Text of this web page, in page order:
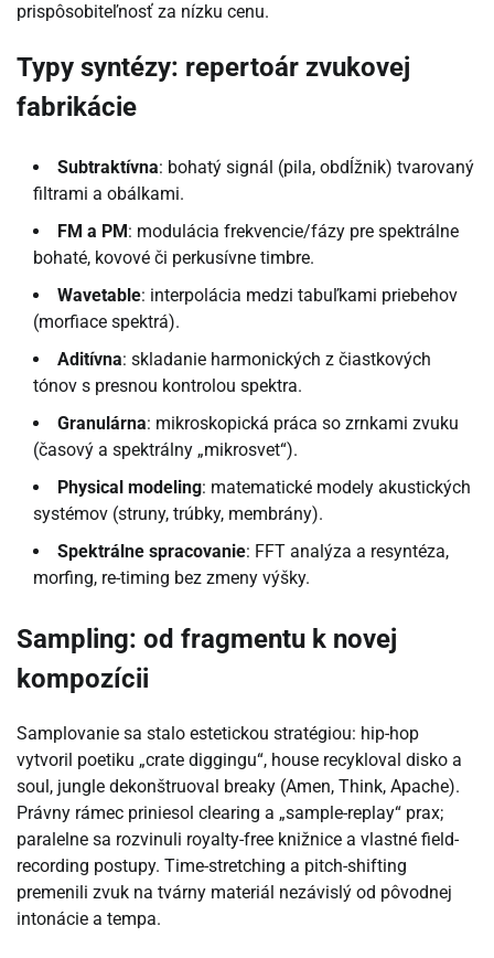
prispôsobiteľnosť za nízku cenu.
Typy syntézy: repertoár zvukovej
fabrikácie
Subtraktívna: bohatý signál (pila, obdĺžnik) tvarovaný
filtrami a obálkami.
FM a PM : modulácia frekvencie/fázy pre spektrálne
bohaté, kovové či perkusívne timbre.
Wavetable: interpolácia medzi tabuľkami priebehov
(morfiace spektrá).
Aditívna: skladanie harmonických z čiastkových
tónov s presnou kontrolou spektra.
Granulárna: mikroskopická práca so zrnkami zvuku
(časový a spektrálny „mikrosvet“).
Physical modeling: matematické modely akustických
systémov (struny, trúbky, membrány).
Spektrálne spracovanie: FFT analýza a resyntéza,
morfing, re-timing bez zmeny výšky.
Sampling: od fragmentu k novej
kompozícii
Samplovanie sa stalo estetickou stratégiou: hip-hop
vytvoril poetiku „crate diggingu“, house recykloval disko a
soul, jungle dekonštruoval breaky (Amen, Think, Apache).
Právny rámec priniesol clearing a „sample-replay“ prax;
paralelne sa rozvinuli royalty-free knižnice a vlastné field-
recording postupy. Time-stretching a pitch-shifting
premenili zvuk na tvárny materiál nezávislý od pôvodnej
intonácie a tempa.